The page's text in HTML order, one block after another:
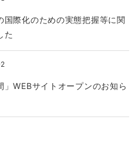
際化のための実態把握等に関
た
WEBサイトオープンのお知ら